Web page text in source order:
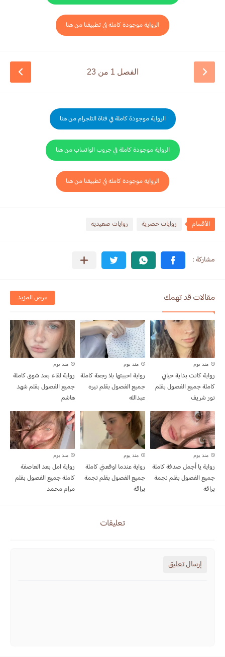
الرواية موجودة كاملة في تطبيقنا من هنا
الفصل 1 من 23
الرواية موجودة كاملة في قناة التلجرام من هنا
الرواية موجودة كاملة في جروب الواتساب من هنا
الرواية موجودة كاملة في تطبيقنا من هنا
الأقسام روايات حصرية روايات صعيديه
مقالات قد تهمك عرض المزيد
منذ يوم
رواية كانت بداية حياتي
كاملة جميع الفصول بقلم
نور شريف
منذ يوم
رواية احببتها بلا رجعة كاملة
جميع الفصول بقلم نيره
عبدالله
منذ يوم
رواية لقاء بعد شوق كاملة
جميع الفصول بقلم شهد
هاشم
منذ يوم
رواية يا أجمل صدفة كاملة
جميع الفصول بقلم نجمة
براقة
منذ يوم
رواية عندما اوقعني كاملة
جميع الفصول بقلم نجمة
براقة
منذ يوم
رواية امل بعد العاصفة
كاملة جميع الفصول بقلم
مرام محمد
تعليقات
إرسال تعليق